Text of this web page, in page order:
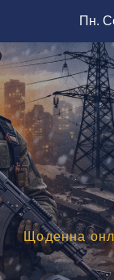
вмісту
Пн.
Щоденна